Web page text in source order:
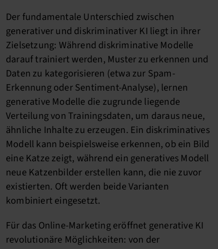
Der fundamentale Unterschied zwischen
generativer und diskriminativer KI liegt in ihrer
Zielsetzung: Während diskriminative Modelle
darauf trainiert werden, Muster zu erkennen und
Daten zu kategorisieren (etwa zur Spam-
Erkennung oder Sentiment-Analyse), lernen
generative Modelle die zugrunde liegende
Verteilung von Trainingsdaten, um daraus neue,
ähnliche Inhalte zu erzeugen. Ein diskriminatives
Modell kann beispielsweise erkennen, ob ein Bild
eine Katze zeigt, während ein generatives Modell
neue Katzenbilder erstellen kann, die nie zuvor
existierten. Oft werden beide Varianten
kombiniert eingesetzt.
Für das Online-Marketing eröffnet generative KI
revolutionäre Möglichkeiten: von der